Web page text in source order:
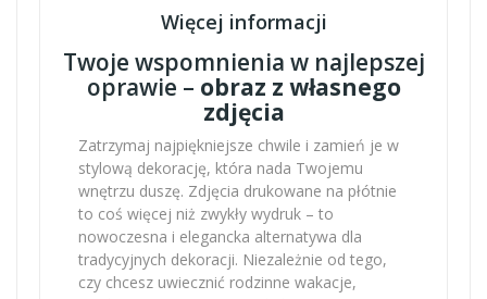
Więcej informacji
Twoje wspomnienia w najlepszej
oprawie – obraz z własnego
zdjęcia
Zatrzymaj najpiękniejsze chwile i zamień je w
stylową dekorację, która nada Twojemu
wnętrzu duszę. Zdjęcia drukowane na płótnie
to coś więcej niż zwykły wydruk – to
nowoczesna i elegancka alternatywa dla
tradycyjnych dekoracji. Niezależnie od tego,
czy chcesz uwiecznić rodzinne wakacje,